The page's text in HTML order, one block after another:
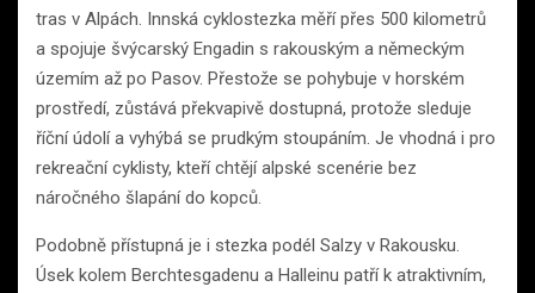
tras v Alpách. Innská cyklostezka měří přes 500 kilometrů
a spojuje švýcarský Engadin s rakouským a německým
územím až po Pasov. Přestože se pohybuje v horském
prostředí, zůstává překvapivě dostupná, protože sleduje
říční údolí a vyhýbá se prudkým stoupáním. Je vhodná i pro
rekreační cyklisty, kteří chtějí alpské scenérie bez
náročného šlapání do kopců.
Podobně přístupná je i stezka podél Salzy v Rakousku.
Úsek kolem Berchtesgadenu a Halleinu patří k atraktivním,